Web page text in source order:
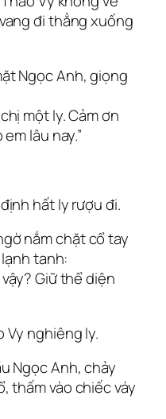
đi thẳng xuống
Ngọc Anh, giọng
một ly. Cảm ơn
lâu nay.”
hất ly rượu đi.
nắm chặt cổ tay
tanh:
Giữ thể diện
Vy nghiêng ly.
Ngọc Anh, chảy
thấm vào chiếc váy